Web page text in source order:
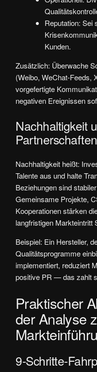
Reputation: Sei
Kunden.
Zusätzlich: Überwache
(Weibo, WeChat-Feeds,
vorgefertigte
negativen Ereignissen
Nachhaltigkeit
Partnerschaften
Nachhaltigkeit heißt:
Talente aus und halte
Beziehungen sind
Gemeinsame Projekte,
Kooperationen stärken
langfristigen Markteintritt
Beispiel: Ein Hersteller,
Qualitätsprogramme
implementiert, reduziert
positive PR — das zahlt
Praktischer
der Analyse
9-Schritte-